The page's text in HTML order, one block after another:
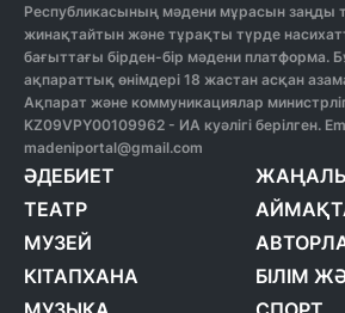
Республикасының мәдени мұрасын заңды
жинақтайтын және тұрақты түрде
бағыттағы бірден-бір мәдени платформа.
ақпараттық өнімдері 18 жастан асқан
Ақпарат және коммуникациялар
KZ09VPY00109962 - ИА куәлігі берілген.
madeniportal@gmail.com
ӘДЕБИЕТ
ТЕАТР
МУЗЕЙ
КІТАПХАНА
БІЛІМ